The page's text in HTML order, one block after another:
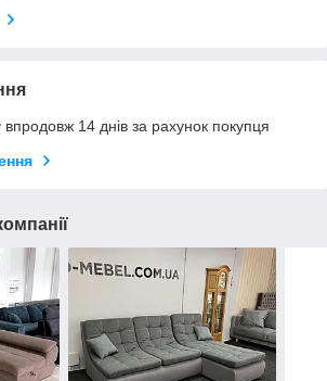
14 днів за рахунок покупця